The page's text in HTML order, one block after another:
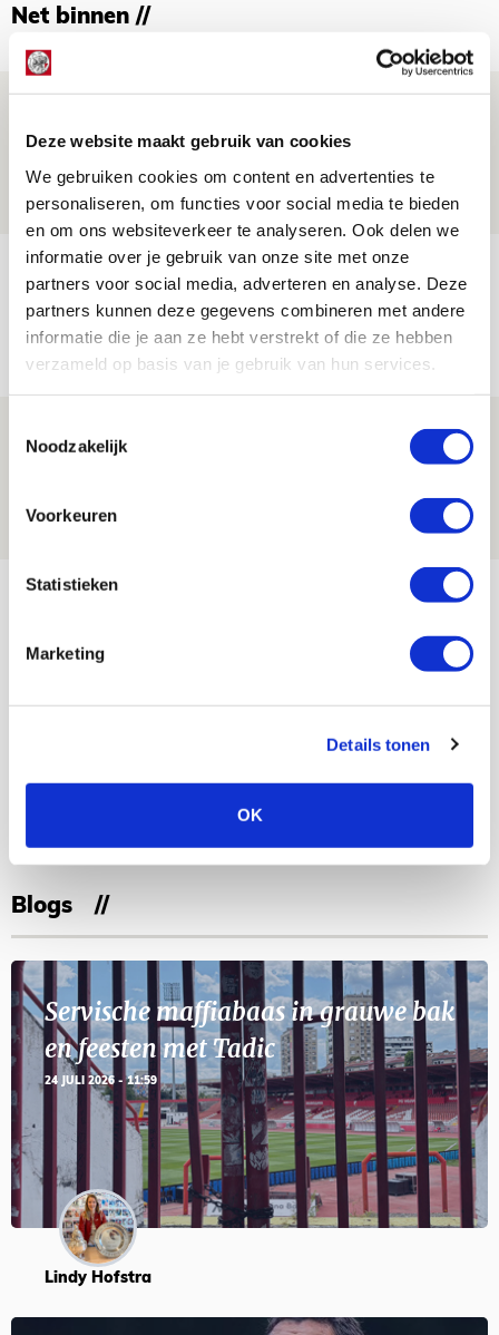
Deze website maakt gebruik van cookies
We gebruiken cookies om content en advertenties te
personaliseren, om functies voor social media te bieden
en om ons websiteverkeer te analyseren. Ook delen we
informatie over je gebruik van onze site met onze
partners voor social media, adverteren en analyse. Deze
partners kunnen deze gegevens combineren met andere
informatie die je aan ze hebt verstrekt of die ze hebben
verzameld op basis van je gebruik van hun services.
Noodzakelijk
Voorkeuren
Statistieken
Marketing
Details tonen
OK
Net binnen //
Zwolle - Ajax
08 AUGUSTUS 2026 - 12:32
NIEUWS
Míchels elf: met welke formatie begin
jij aan nieuw eredivisieseizoen?
08 AUGUSTUS 2026 - 11:34
NIEUWS
Spelen bij Jong Ajax of Ajax 1? Dat
maakt Abdalla ‘geen reet’ uit
Bekijk meer
23
11
Blogs
Servische maffiabaas in grauwe bak
en feesten met Tadic
24 JULI 2026 - 11:59
Lindy Hofstra